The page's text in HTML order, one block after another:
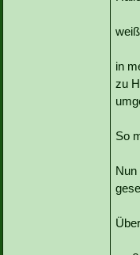
in
zu
So
Nun